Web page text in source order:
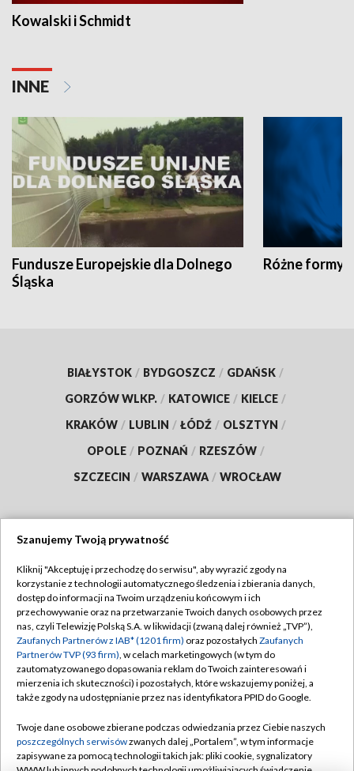
Kowalski i Schmidt
INNE
Fundusze Europejskie dla Dolnego
Śląska
Różne formy
BIAŁYSTOK / BYDGOSZCZ / GDAŃSK /
GORZÓW WLKP. / KATOWICE / KIELCE /
KRAKÓW / LUBLIN / ŁÓDŹ / OLSZTYN /
OPOLE / POZNAŃ / RZESZÓW /
SZCZECIN / WARSZAWA / WROCŁAW
TVP
Abonament TVP
Emisja w TVP
Centrum informacji TVP
Naziemna Telewizja Cyfrowa
Rada Programowa
System NOS
Regulamin TVP
Polityka prywatności
Moje zgody
Pomoc
Kontakt
Szanujemy Twoją prywatność
Kliknij "Akceptuję i przechodzę do serwisu", aby wyrazić zgody na
korzystanie z technologii automatycznego śledzenia i zbierania danych,
dostęp do informacji na Twoim urządzeniu końcowym i ich
przechowywanie oraz na przetwarzanie Twoich danych osobowych przez
nas, czyli Telewizję Polską S.A. w likwidacji (zwaną dalej również „TVP”),
Zaufanych Partnerów z IAB* (1201 firm) oraz pozostałych Zaufanych
Partnerów TVP (93 firm), w celach marketingowych (w tym do
zautomatyzowanego dopasowania reklam do Twoich zainteresowań i
mierzenia ich skuteczności) i pozostałych, które wskazujemy poniżej, a
także zgody na udostępnianie przez nas identyfikatora PPID do Google.
Twoje dane osobowe zbierane podczas odwiedzania przez Ciebie naszych
poszczególnych serwisówzwanych dalej „Portalem”, w tym informacje
zapisywane za pomocą technologii takich jak: pliki cookie, sygnalizatory